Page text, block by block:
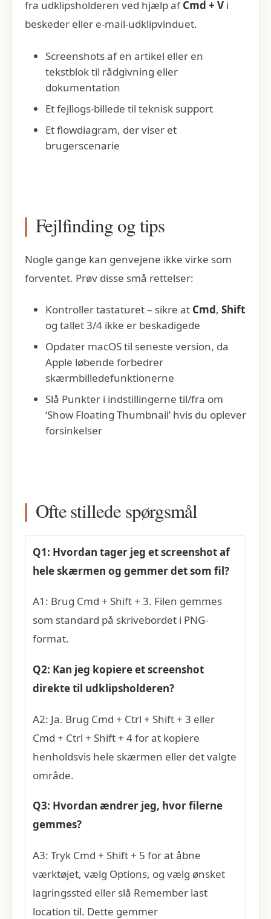
fra udklipsholderen ved hjælp afCmd + Vi
beskeder eller e-mail-udklipvinduet.
Screenshots af en artikel eller en
tekstblok til rådgivning eller
dokumentation
Et fejllogs-billede til teknisk support
Et flowdiagram, der viser et
brugerscenarie
Fejlfinding og tips
Nogle gange kan genvejene ikke virke som
forventet. Prøv disse små rettelser:
Kontroller tastaturet – sikre at Cmd, Shift
og tallet 3/4 ikke er beskadigede
Opdater macOS til seneste version, da
Apple løbende forbedrer
skærmbilledefunktionerne
Slå Punkter i indstillingerne til/fra om
‘Show Floating Thumbnail’ hvis du oplever
forsinkelser
Ofte stillede spørgsmål
Q1: Hvordan tager jeg et screenshot af
hele skærmen og gemmer det som fil?
A1: Brug Cmd + Shift + 3. Filen gemmes
som standard på skrivebordet i PNG-
format.
Q2: Kan jeg kopiere et screenshot
direkte til udklipsholderen?
A2: Ja. Brug Cmd + Ctrl + Shift + 3 eller
Cmd + Ctrl + Shift + 4 for at kopiere
henholdsvis hele skærmen eller det valgte
område.
Q3: Hvordan ændrer jeg, hvor filerne
gemmes?
A3: Tryk Cmd + Shift + 5 for at åbne
værktøjet, vælg Options, og vælg ønsket
lagringssted eller slå Remember last
location til. Dette gemmer